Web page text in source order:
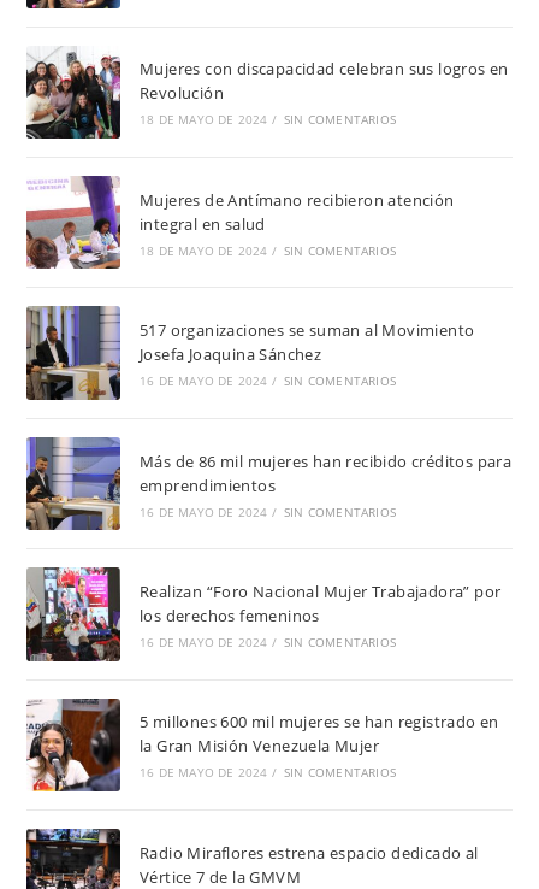
Mujeres con discapacidad celebran sus logros en
Revolución
18 DE MAYO DE 2024 / SIN COMENTARIOS
Mujeres de Antímano recibieron atención
integral en salud
18 DE MAYO DE 2024 / SIN COMENTARIOS
517 organizaciones se suman al Movimiento
Josefa Joaquina Sánchez
16 DE MAYO DE 2024 / SIN COMENTARIOS
Más de 86 mil mujeres han recibido créditos para
emprendimientos
16 DE MAYO DE 2024 / SIN COMENTARIOS
Realizan “Foro Nacional Mujer Trabajadora” por
los derechos femeninos
16 DE MAYO DE 2024 / SIN COMENTARIOS
5 millones 600 mil mujeres se han registrado en
la Gran Misión Venezuela Mujer
16 DE MAYO DE 2024 / SIN COMENTARIOS
Radio Miraflores estrena espacio dedicado al
Vértice 7 de la GMVM